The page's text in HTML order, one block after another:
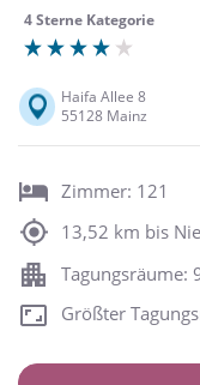
4 Sterne Kategorie
Haifa Allee 8
55128 Mainz
Zimmer: 121
13,52 km bis
Tagungsräume:
Größter